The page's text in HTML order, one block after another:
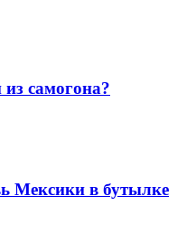
самогона?
Мексики в бутылке